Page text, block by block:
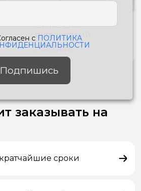
Сумкa для
путешествий
BTB33206943 Blue
1 999 лей
заказывать на
сроки
с ПОЛИТИКА
Подпишись